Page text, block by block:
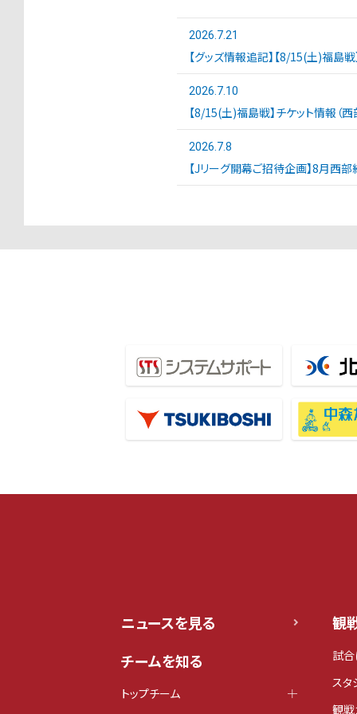
2026.7.21
【グッズ情報追記】【8/15(土)福島
2026.7.10
【8/15(土)福島戦】チケット情報（
2026.7.8
【Jリーグ開幕ご招待企画】8月西
ニュースを見る
チームを知る
トップチーム
観
試合
スタ
観戦